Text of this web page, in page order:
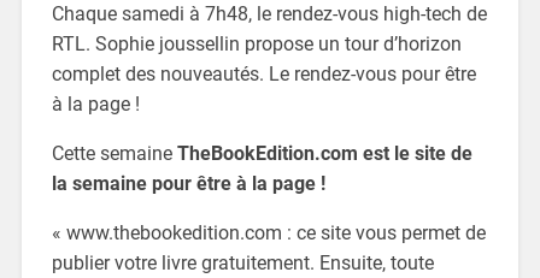
Chaque samedi à 7h48, le rendez-vous high-tech de
RTL. Sophie joussellin propose un tour d’horizon
complet des nouveautés. Le rendez-vous pour être
à la page !
Cette semaine TheBookEdition.com est le site de
la semaine pour être à la page !
« www.thebookedition.com : ce site vous permet de
publier votre livre gratuitement. Ensuite, toute